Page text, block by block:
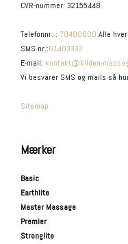
CVR-nummer: 32155448
Telefonnr. : 70400600 Alle
SMS nr.:61403333
E-mail: kontakt@kilden-
Vi besvarer SMS og mails så
Sitemap
Mærker
Basic
Earthlite
Master Massage
Premier
Stronglite